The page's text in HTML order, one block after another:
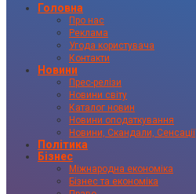
Головна
Про нас
Реклама
Угода користувача
Контакти
Новини
Прес-релізи
Новини світу
Каталог новин
Новини оподаткування
Новини, Скандали, Сенсації
Політика
Бізнес
Міжнародна економіка
Бізнес та економіка